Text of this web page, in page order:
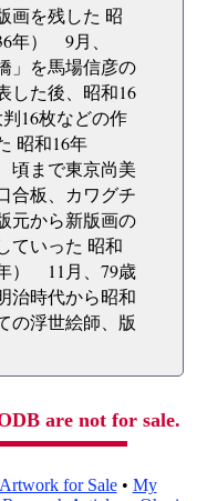
画を残した 昭
年） 9月、
」を馬場信彦の
した後、昭和16
16枚などの作
昭和16年
頃まで東京尚美
合板、カワグチ
元から新版画の
ていった 昭和
） 11月、79歳
時代から昭和
の浮世絵師、版
are not for sale.
Artwork for Sale• My